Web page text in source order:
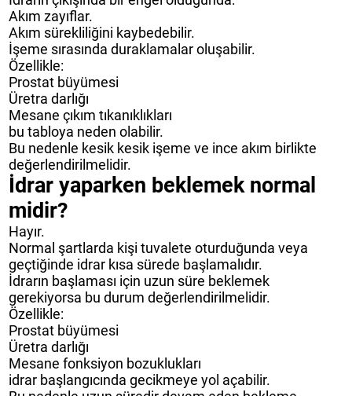
Akım zayıflar.
Akım sürekliliğini kaybedebilir.
İşeme sırasında duraklamalar oluşabilir.
Özellikle:
Prostat büyümesi
Üretra darlığı
Mesane çıkım tıkanıklıkları
bu tabloya neden olabilir.
Bu nedenle kesik kesik işeme ve ince akım birlikte
değerlendirilmelidir.
İdrar yaparken beklemek normal
midir?
Hayır.
Normal şartlarda kişi tuvalete oturduğunda veya
geçtiğinde idrar kısa sürede başlamalıdır.
İdrarın başlaması için uzun süre beklemek
gerekiyorsa bu durum değerlendirilmelidir.
Özellikle:
Prostat büyümesi
Üretra darlığı
Mesane fonksiyon bozuklukları
idrar başlangıcında gecikmeye yol açabilir.